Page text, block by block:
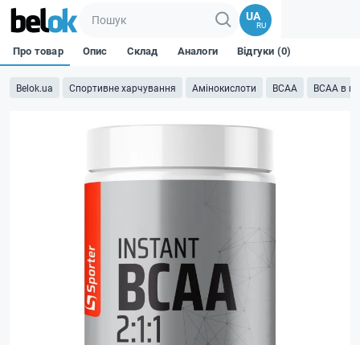
UA
RU
Belok.ua Спортивне харчування Амінокислоти BCAA BCAA в
Про товар Опис Склад Аналоги Відгуки (0)